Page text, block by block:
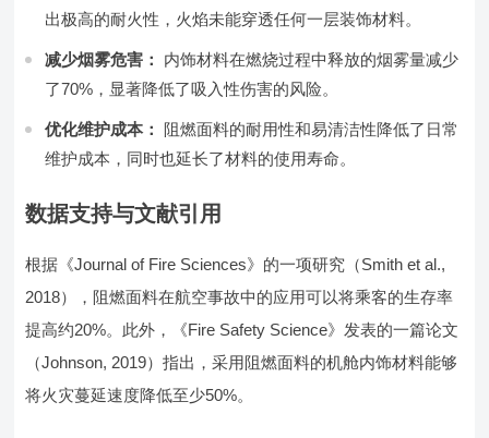
出极高的耐火性，火焰未能穿透任何一层装饰材料。
减少烟雾危害：
内饰材料在燃烧过程中释放的烟雾量减少
了70%，显著降低了吸入性伤害的风险。
优化维护成本：
阻燃面料的耐用性和易清洁性降低了日常
维护成本，同时也延长了材料的使用寿命。
数据支持与文献引用
根据《Journal of Fire Sciences》的一项研究（Smith et al.,
2018），阻燃面料在航空事故中的应用可以将乘客的生存率
提高约20%。此外，《Fire Safety Science》发表的一篇论文
（Johnson, 2019）指出，采用阻燃面料的机舱内饰材料能够
将火灾蔓延速度降低至少50%。